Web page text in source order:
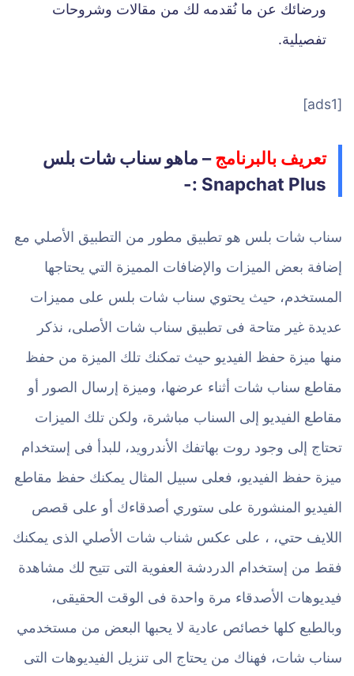
ورضائك عن ما نُقدمه لك من مقالات وشروحات
تفصيلية.
[ads1]
تعريف بالبرنامج– ماهو سناب شات بلس
Snapchat Plus :-
سناب شات بلس هو تطبيق مطور من التطبيق الأصلي مع
إضافة بعض الميزات والإضافات المميزة التي يحتاجها
المستخدم، حيث يحتوي سناب شات بلس على مميزات
عديدة غير متاحة فى تطبيق سناب شات الأصلى، نذكر
منها ميزة حفظ الفيديو حيث تمكنك تلك الميزة من حفظ
مقاطع سناب شات أثناء عرضها، وميزة إرسال الصور أو
مقاطع الفيديو إلى السناب مباشرة، ولكن تلك الميزات
تحتاج إلى وجود روت بهاتفك الأندرويد، للبدأ فى إستخدام
ميزة حفظ الفيديو، فعلى سبيل المثال يمكنك حفظ مقاطع
الفيديو المنشورة على ستوري أصدقاءك أو على قصص
اللايف حتي، ، على عكس شناب شات الأصلي الذى يمكنك
فقط من إستخدام الدردشة العفوية التى تتيح لك مشاهدة
فيديوهات الأصدقاء مرة واحدة فى الوقت الحقيقى،
وبالطبع كلها خصائص عادية لا يحبها البعض من مستخدمي
سناب شات، فهناك من يحتاج الى تنزيل الفيديوهات التى